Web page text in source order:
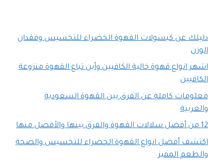
دليلك عن كبسولات القهوة الخضراء للتخسيس وفقدان
الوزن
اشهر انواع قهوة خالية الكافيين وأين تباع القهوة منزوعة
الكافيين
معلومات كاملة عن الفرق بين القهوة السعودية
والعربية
12 من أفضل سلالات القهوة والفرق بينها والأفضل منها
اكتشف أفضل انواع القهوة الخضراء للتخسيس والصحة
والطعم المميز